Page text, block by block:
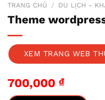
TRANG CHỦ / DU LỊCH -
Theme
XEM TRANG WEB
700,000 ₫